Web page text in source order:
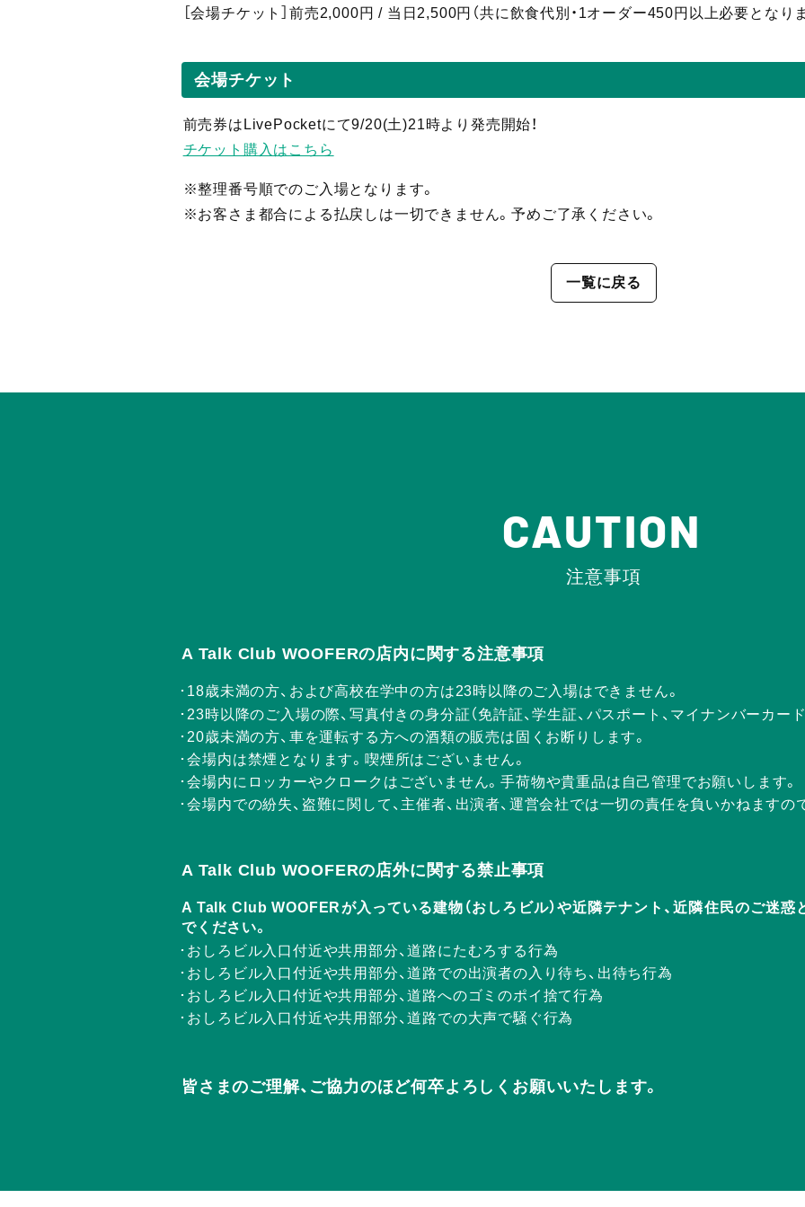
［会場チケット］前売2,000円 / 当日2,500円（共に飲食代別・1オーダー450円以上必要となり
会場チケット
前売券はLivePocketにて9/20(土)21時より発売開始！
チケット購入はこちら
※整理番号順でのご入場となります。
※お客さま都合による払戻しは一切できません。予めご了承ください。
一覧に戻る
CAUTION
注意事項
A Talk Club WOOFERの店内に関する注意事項
18歳未満の方、および高校在学中の方は23時以降のご入場はできません。
23時以降のご入場の際、写真付きの身分証（免許証、学生証、パスポート、マイナンバーカー
20歳未満の方、車を運転する方への酒類の販売は固くお断りします。
会場内は禁煙となります。喫煙所はございません。
会場内にロッカーやクロークはございません。手荷物や貴重品は自己管理でお願いします。
会場内での紛失、盗難に関して、主催者、出演者、運営会社では一切の責任を負いかねますの
A Talk Club WOOFERの店外に関する禁止事項
A Talk Club WOOFERが入っている建物（おしろビル）や近隣テナント、近隣住民のご迷
でください。
おしろビル入口付近や共用部分、道路にたむろする行為
おしろビル入口付近や共用部分、道路での出演者の入り待ち、出待ち行為
おしろビル入口付近や共用部分、道路へのゴミのポイ捨て行為
おしろビル入口付近や共用部分、道路での大声で騒ぐ行為
皆さまのご理解、ご協力のほど何卒よろしくお願いいたします。